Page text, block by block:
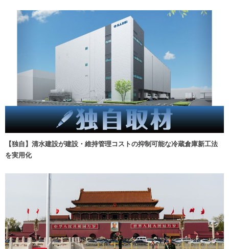
【独自】清水建設が建設・維持管理コストの抑制可能な冷蔵倉庫新工法
を実用化